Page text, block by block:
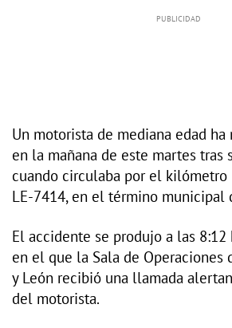
Un motorista de mediana edad
en la mañana de este martes tras
cuando circulaba por el kilómetro
LE-7414, en el término municipal
El accidente se produjo a las 8:12
en el que la Sala de Operaciones
y León recibió una llamada
del motorista.